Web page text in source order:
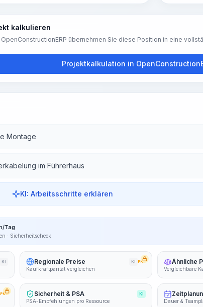
kalkulieren
übernehmen Sie diese Position in eine
Projektkalkulation in
Montage
im Führerhaus
KI: Arbeitsschritte erklären
Tag
· Sicherheitscheck
KI Regionale Preise KI PRO
Kaufkraftparität vergleichen
Ähnliche
Vergleichbare
PRO Sicherheit & PSA KI
PSA-Empfehlungen pro Ressource Dauer &